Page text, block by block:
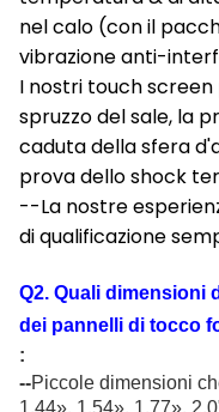
nel calo (con il
vibrazione anti-
I nostri touch
spruzzo del sale, la
caduta della sfera
prova dello shock
--La nostre
di qualificazione
Q2. Quali dimensioni
dei pannelli di tocco
:
--Piccole dimensioni
1,44», 1,54», 1,77»,